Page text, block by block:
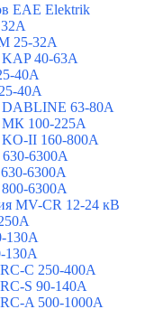
EAE Elektrik
25-32А
40-63A
40А
40А
DABLINE 63-80A
МК 100-225А
KO-II 160-800А
6300А
6300А
6300А
MV-CR 12-24 кВ
130A
130A
C 250-400A
S 90-140A
A 500-1000A